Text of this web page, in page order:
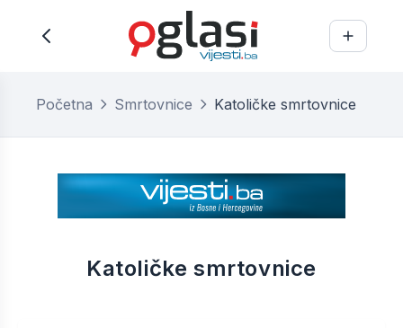
Početna Smrtovnice Katoličke smrtovnice
Katoličke smrtovnice